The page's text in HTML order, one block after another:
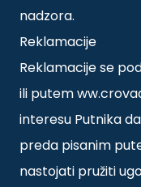
nadzora.
Reklamacije
Reklamacije se
ili putem
interesu Putnika
preda pisanim
nastojati pružiti